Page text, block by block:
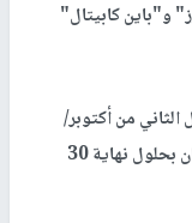
و"باين كابيتال"
من أكتوبر/
تشرين الأول بعد تمديد الموعد السابق والذي كان بحلول نهاية 30